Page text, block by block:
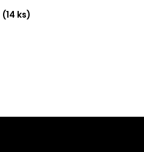
(14 ks)